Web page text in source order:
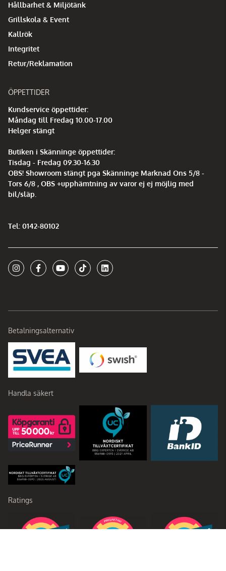
Hållbarhet & Miljötänk
Grillskola & Event
Kallrök
Integritet
Retur/Reklamation
ÖPPETTIDER
Kundservice öppettider:
Måndag till Fredag 10.00-17.00
Helger stängt
Butiken i Skänninge öppettider:
Tisdag - Fredag 09.30-16.30
OBS! Showroom stängt pga Skänninge Marknad Ons 5/8 -
Tors 6/8 , OBS +upphämtning av varor ej ej möjlig med
bil/släp.
Tel: 0142-80102
Betalningsalternativ
Handla säkert
Ratings